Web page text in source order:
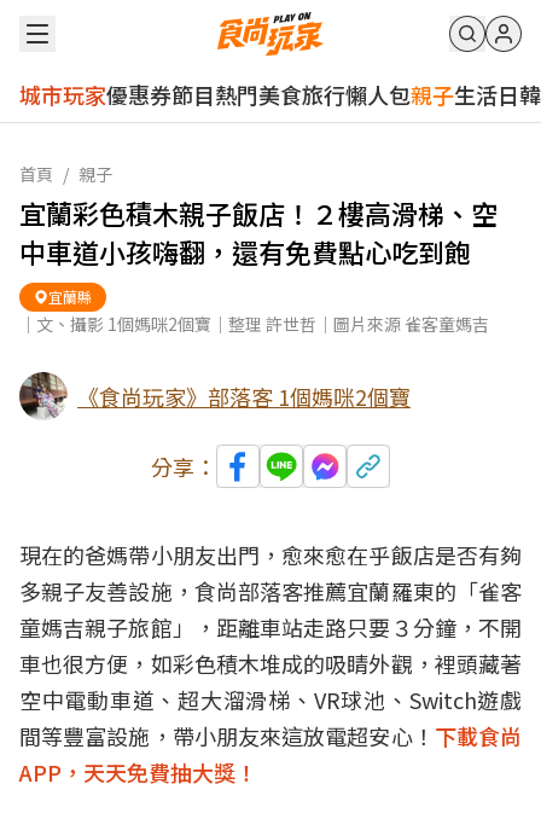
城市玩家優惠券節目熱門美食旅行懶人包親子生活日韓
首頁 / 親子
宜蘭彩色積木親子飯店！２樓高滑梯、空
中車道小孩嗨翻，還有免費點心吃到飽
宜蘭縣
｜文、攝影 1個媽咪2個寶｜整理 許世哲｜圖片來源 雀客童媽吉
《食尚玩家》部落客 1個媽咪2個寶
分享：
現在的爸媽帶小朋友出門，愈來愈在乎飯店是否有夠
多親子友善設施，食尚部落客推薦宜蘭羅東的「雀客
童媽吉親子旅館」，距離車站走路只要３分鐘，不開
車也很方便，如彩色積木堆成的吸睛外觀，裡頭藏著
空中電動車道、超大溜滑梯、VR球池、Switch遊戲
間等豐富設施，帶小朋友來這放電超安心！ 下載食尚
APP，天天免費抽大獎！